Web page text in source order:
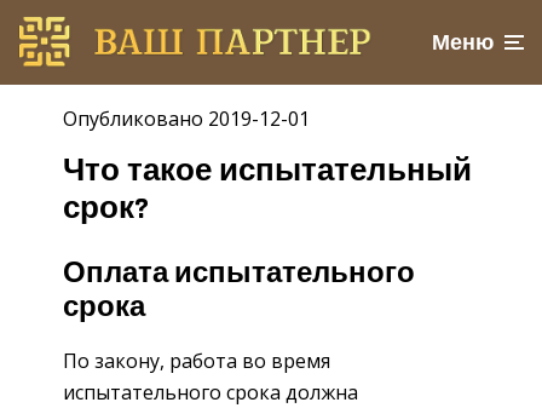
Меню
Опубликовано 2019-12-01
Что такое испытательный
срок?
Оплата испытательного
срока
По закону, работа во время
испытательного срока должна